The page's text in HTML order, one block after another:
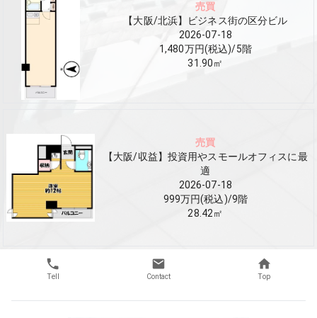
売買
【大阪/北浜】ビジネス街の区分ビル
2026-07-18
1,480万円(税込)/5階
31.90㎡
売買
【大阪/収益】投資用やスモールオフィスに最
適
2026-07-18
999万円(税込)/9階
28.42㎡
Tell Contact Top